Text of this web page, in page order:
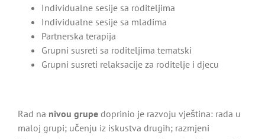
Individualne sesije sa roditeljima
Individualne sesije sa mladima
Partnerska terapija
Grupni susreti sa roditeljima tematski
Grupni susreti relaksacije za roditelje i djecu
Rad na nivou grupe doprinio je razvoju vještina: rada u
maloj grupi; učenju iz iskustva drugih; razmjeni